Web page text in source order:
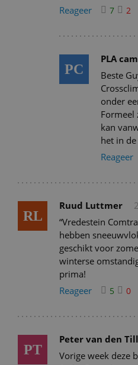
Reageer
7 2
PC
PLA
Beste
onder
Formeel
kan
het in
Reageer
RL
Ruud Luttmer
“Vredestein
hebben
geschikt voor
winterse
prima!
Reageer
5 0
PT
Peter van den
Vorige week deze